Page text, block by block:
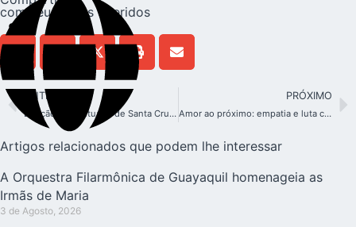
com seus entes queridos
ANTERIOR
Bênção do Santuário de Santa Cruz, Bolívia. O dia finalmente chegou!
PRÓXIMO
Amor ao próximo: empatia e luta contra o egoísmo e o preconceito
Artigos relacionados que podem lhe interessar
A Orquestra Filarmônica de Guayaquil homenageia as
Irmãs de Maria
3 de Agosto, 2026